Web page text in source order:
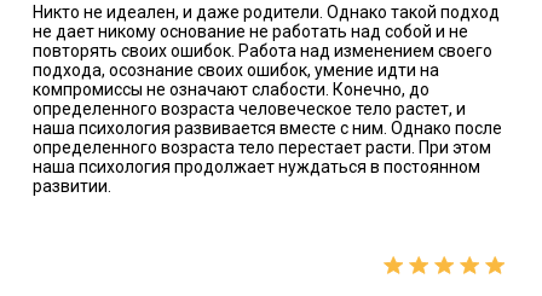
Никто не идеален, и даже родители. Однако такой подход
не дает никому основание не работать над собой и не
повторять своих ошибок. Работа над изменением своего
подхода, осознание своих ошибок, умение идти на
компромиссы не означают слабости. Конечно, до
определенного возраста человеческое тело растет, и
наша психология развивается вместе с ним. Однако после
определенного возраста тело перестает расти. При этом
наша психология продолжает нуждаться в постоянном
развитии.